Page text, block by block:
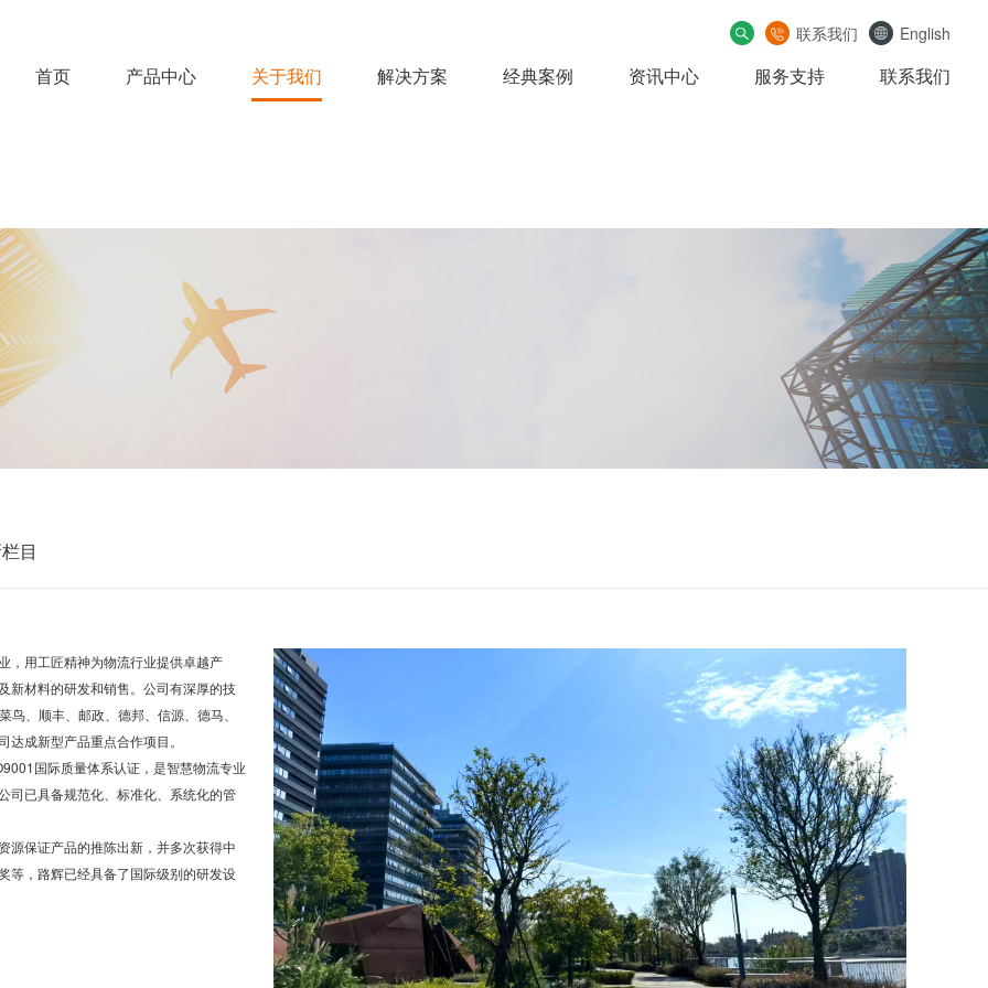
English
联系我们
首页 产品中心 关于我们 解决方案 经典案例 资讯中心 服务支持 联系我们
目
用工匠精神为物流行业提供卓越产
新材料的研发和销售。公司有深厚的技
、顺丰、邮政、德邦、信源、德马、
成新型产品重点合作项目。
国际质量体系认证，是智慧物流专业
司已具备规范化、标准化、系统化的管
保证产品的推陈出新，并多次获得中
等，路辉已经具备了国际级别的研发设